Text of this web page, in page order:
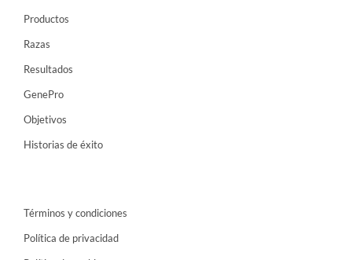
Productos
Razas
Resultados
GenePro
Objetivos
Historias de éxito
Términos y condiciones
Política de privacidad